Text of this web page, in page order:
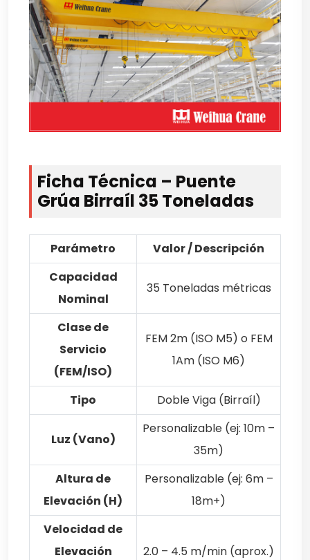
Ficha Técnica – Puente
Grúa Birraíl 35 Toneladas
Parámetro
Valor / Descripción
Capacidad
Nominal
35 Toneladas métricas
Clase de
Servicio
(FEM/ISO)
FEM 2m (ISO M5) o FEM
1Am (ISO M6)
Tipo Doble Viga (Birraíl)
Luz (Vano)
Personalizable (ej: 10m –
35m)
Altura de
Elevación (H)
Personalizable (ej: 6m –
18m+)
Velocidad de
Elevación
2.0 – 4.5 m/min (aprox.)